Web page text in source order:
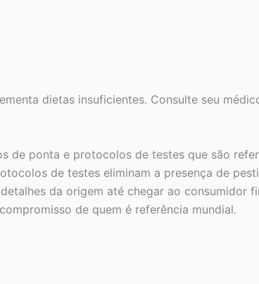
dietas insuficientes. Consulte seu
de ponta e protocolos de testes que são
de testes eliminam a presença de
da origem até chegar ao consumidor
de quem é referência mundial.